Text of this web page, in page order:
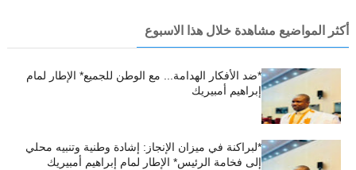
أكثر المواضيع مشاهدة خلال هذا الاسبوع
*ضد الأفكار الهدامة... مع الوطن للجميع* الإطار لمام
إبراهيم أمبيريك
*لبراكنة في ميزان الإنجاز: إشادة وطنية وتنبيه محلي
إلى فخامة الرئيس* الإطار لمام إبراهيم أمبيريك